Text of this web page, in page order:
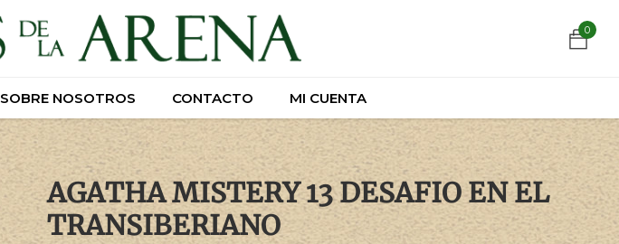
0
SOBRE NOSOTROS CONTACTO MI CUENTA
0
SOBRE NOSOTROS CONTACTO MI CUENTA
AGATHA MISTERY 13 DESAFIO EN EL
TRANSIBERIANO
https://wa.link/csnxsu